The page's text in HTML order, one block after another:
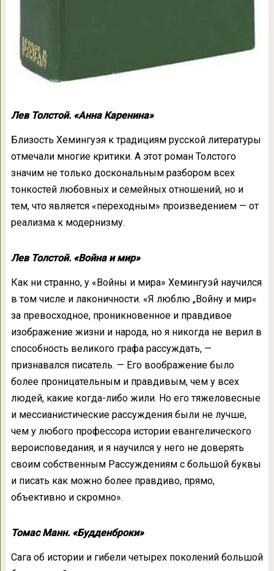
Лев Толстой. «Анна Каренина»
Близость Хемингуэя к традициям русской литературы
отмечали многие критики. А этот роман Толстого
значим не только доскональным разбором всех
тонкостей любовных и семейных отношений, но и
тем, что является «переходным» произведением — от
реализма к модернизму.
Лев Толстой. «Война и мир»
Как ни странно, у «Войны и мира» Хемингуэй научился
в том числе и лаконичности. «Я люблю „Войну и мир«
за превосходное, проникновенное и правдивое
изображение жизни и народа, но я никогда не верил в
способность великого графа рассуждать, —
признавался писатель. — Его воображение было
более проницательным и правдивым, чем у всех
людей, какие когда-либо жили. Но его тяжеловесные
и мессианистические рассуждения были не лучше,
чем у любого профессора истории евангелического
вероисповедания, и я научился у него не доверять
своим собственным Рассуждениям с большой буквы
и писать как можно более правдиво, прямо,
объективно и скромно».
Томас Манн. «Будденброки»
Сага об истории и гибели четырех поколений большой